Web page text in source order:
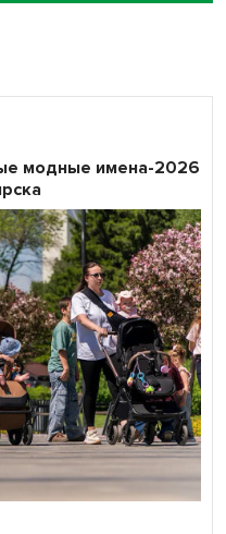
модные имена-2026